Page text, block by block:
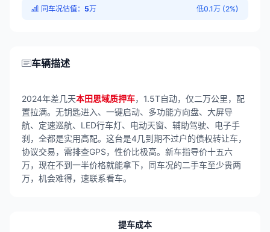
同车况估值： 5万 低0.1万 (2%)
车辆描述
2024年差几天本田思域质押车，1.5T自动，仅二万公里，配
置拉满。无钥匙进入、一键启动、多功能方向盘、大屏导
航、定速巡航、LED行车灯、电动天窗、辅助驾驶、电子手
刹，全都是实用高配。这台是4几到期不过户的债权转让车，
协议交易，需排查GPS，性价比极高。新车指导价十五六
万，现在不到一半价格就能拿下，同车况的二手车至少贵两
万，机会难得，速联系看车。
提车成本